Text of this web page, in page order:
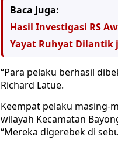
Baca Juga:
Hasil Investigasi RS
Yayat Ruhyat Dilantik
“Para pelaku berhasil
Richard Latue.
Keempat pelaku masing-
wilayah Kecamatan
“Mereka digerebek di